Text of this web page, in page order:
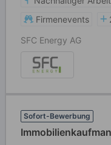
Firmenevents
SFC Energy AG
Sofort-Bewerbung